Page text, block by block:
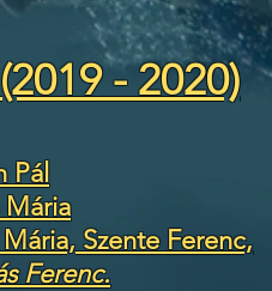
- 2020)
Pál
Mária
Szente Ferenc,
Ferenc.